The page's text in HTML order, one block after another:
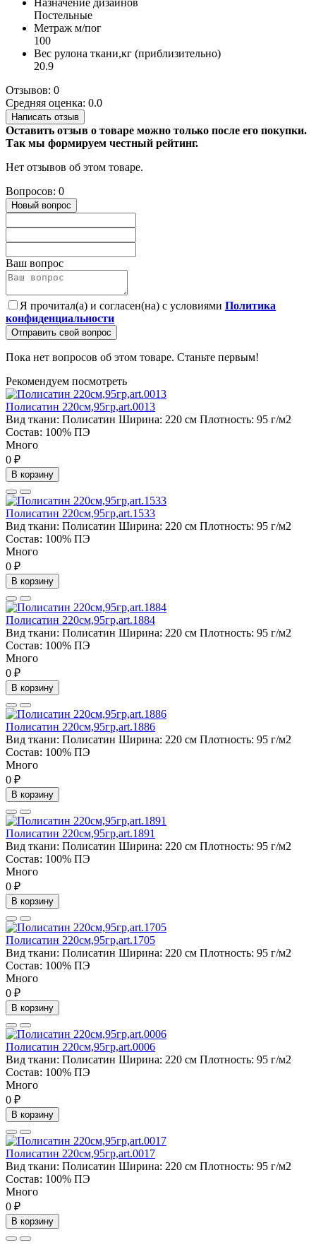
Назначение дизайнов
Постельные
Метраж м/пог
100
Вес рулона ткани,кг (приблизительно)
20.9
Отзывов: 0
Средняя оценка: 0.0
Написать отзыв
Оставить отзыв о товаре можно только после его покупки.
Так мы формируем честный рейтинг.
Нет отзывов об этом товаре.
Вопросов: 0
Новый вопрос
Ваш вопрос
Я прочитал(а) и согласен(на) с условиями Политика
конфиденциальности
Отправить свой вопрос
Пока нет вопросов об этом товаре. Станьте первым!
Рекомендуем посмотреть
Полисатин 220см,95гр,art.0013
Вид ткани: Полисатин Ширина: 220 см Плотность: 95 г/м2
Состав: 100% ПЭ
Много
0 ₽
В корзину
Полисатин 220см,95гр,art.1533
Вид ткани: Полисатин Ширина: 220 см Плотность: 95 г/м2
Состав: 100% ПЭ
Много
0 ₽
В корзину
Полисатин 220см,95гр,art.1884
Вид ткани: Полисатин Ширина: 220 см Плотность: 95 г/м2
Состав: 100% ПЭ
Много
0 ₽
В корзину
Полисатин 220см,95гр,art.1886
Вид ткани: Полисатин Ширина: 220 см Плотность: 95 г/м2
Состав: 100% ПЭ
Много
0 ₽
В корзину
Полисатин 220см,95гр,art.1891
Вид ткани: Полисатин Ширина: 220 см Плотность: 95 г/м2
Состав: 100% ПЭ
Много
0 ₽
В корзину
Полисатин 220см,95гр,art.1705
Вид ткани: Полисатин Ширина: 220 см Плотность: 95 г/м2
Состав: 100% ПЭ
Много
0 ₽
В корзину
Полисатин 220см,95гр,art.0006
Вид ткани: Полисатин Ширина: 220 см Плотность: 95 г/м2
Состав: 100% ПЭ
Много
0 ₽
В корзину
Полисатин 220см,95гр,art.0017
Вид ткани: Полисатин Ширина: 220 см Плотность: 95 г/м2
Состав: 100% ПЭ
Много
0 ₽
В корзину